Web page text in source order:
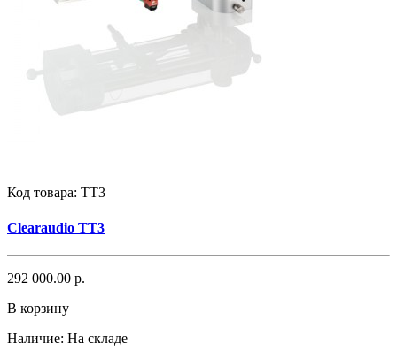
Код товара: TT3
Clearaudio TT3
292 000.00 р.
В корзину
Наличие: На складе